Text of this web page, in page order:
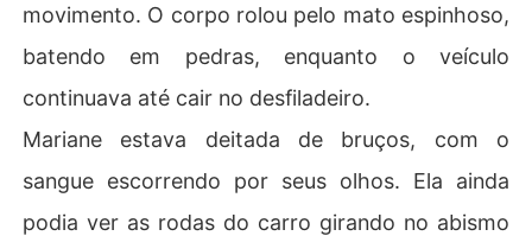
movimento. O corpo rolou pelo mato espinhoso,
batendo em pedras, enquanto o veículo
continuava até cair no desfiladeiro.
Mariane estava deitada de bruços, com o
sangue escorrendo por seus olhos. Ela ainda
podia ver as rodas do carro girando no abismo